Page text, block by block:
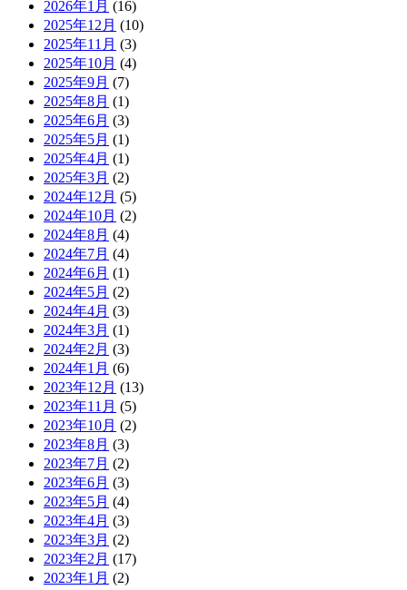
2026年1月 (16)
2025年12月 (10)
2025年11月 (3)
2025年10月 (4)
2025年9月 (7)
2025年8月 (1)
2025年6月 (3)
2025年5月 (1)
2025年4月 (1)
2025年3月 (2)
2024年12月 (5)
2024年10月 (2)
2024年8月 (4)
2024年7月 (4)
2024年6月 (1)
2024年5月 (2)
2024年4月 (3)
2024年3月 (1)
2024年2月 (3)
2024年1月 (6)
2023年12月 (13)
2023年11月 (5)
2023年10月 (2)
2023年8月 (3)
2023年7月 (2)
2023年6月 (3)
2023年5月 (4)
2023年4月 (3)
2023年3月 (2)
2023年2月 (17)
2023年1月 (2)